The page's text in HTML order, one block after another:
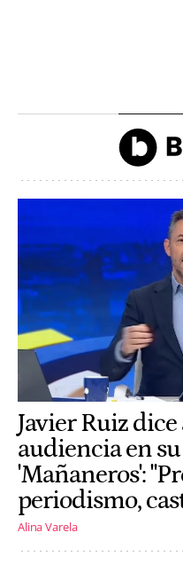
Javier Ruiz dice
audiencia en
'Mañaneros':
periodismo,
Alina Varela